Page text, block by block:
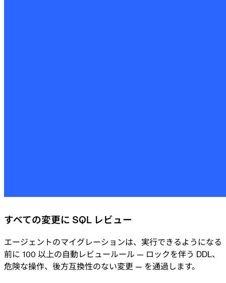
すべての変更に SQL レビュー
エージェントのマイグレーションは、実行できるようになる
前に 100 以上の自動レビュールール — ロックを伴う DDL、
危険な操作、後方互換性のない変更 — を通過します。